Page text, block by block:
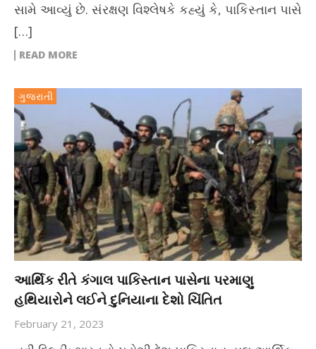
સામે આવ્યું છે. સંરક્ષણ વિશ્લેષકે કહ્યું કે, પાકિસ્તાન પાસે
[…]
READ MORE
ગુજરાતી
આર્થિક રીતે કંગાલ પાકિસ્તાન પાસેના પરમાણુ
હથિયારોને લઈને દુનિયાના દેશો ચિંતિત
February 21, 2023